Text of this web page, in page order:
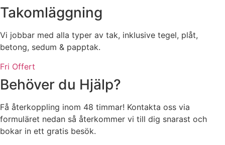
Takomläggning
Vi jobbar med alla typer av tak, inklusive tegel, plåt,
betong, sedum & papptak.
Fri Offert
Behöver du Hjälp?
Få återkoppling inom 48 timmar! Kontakta oss via
formuläret nedan så återkommer vi till dig snarast och
bokar in ett gratis besök.